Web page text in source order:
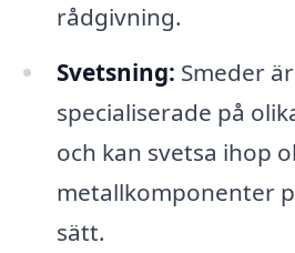
rådgivning.
Svetsning: Smeder
specialiserade på
och kan svetsa ihop
metallkomponenter
sätt.